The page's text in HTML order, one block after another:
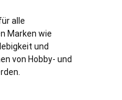
alle
Marken wie
und
von Hobby- und